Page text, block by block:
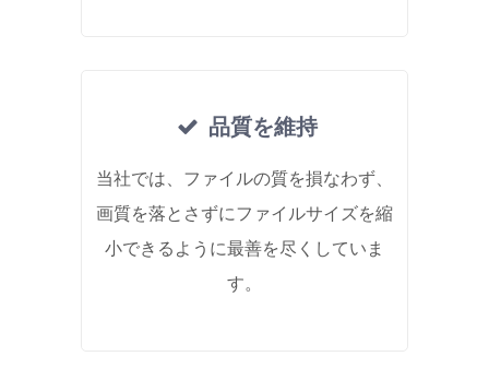
品質を維持
当社では、ファイルの質を損なわず、
画質を落とさずにファイルサイズを縮
小できるように最善を尽くしていま
す。